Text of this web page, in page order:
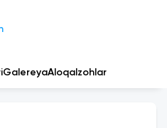
GalereyaAloqa Izohlar